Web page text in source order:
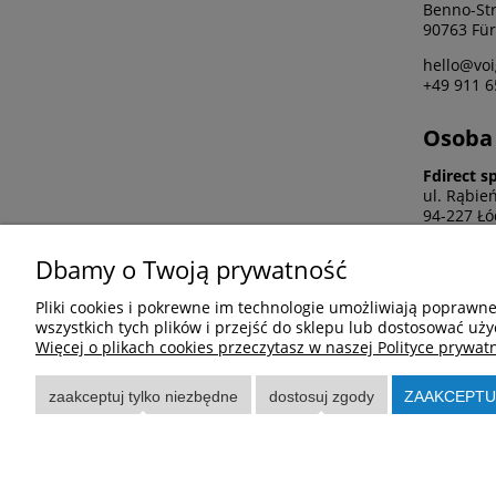
Benno-
90763
+49 911
Fdirect
ul.
94-227
Pomoc
Regulamin
Moje
Twoje
Dbamy o Twoją prywatność
Pliki cookies i pokrewne im technologie umożliwiają
wszystkich tych plików i przejść do sklepu lub dostosować
Więcej o plikach cookies przeczytasz w naszej Polityce
zaakceptuj tylko niezbędne dostosuj zgody